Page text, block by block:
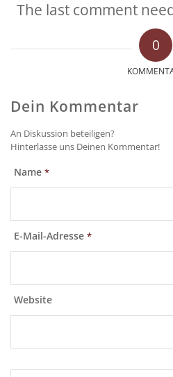
The last comment
0
Dein Kommentar
An Diskussion beteiligen?
Hinterlasse uns Deinen Kommentar!
Name *
E-Mail-Adresse *
Website